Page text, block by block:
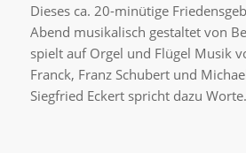
Dieses ca. 20-minütige
Abend musikalisch gestaltet von
spielt auf Orgel und Flügel Musik
Franck, Franz Schubert und
Siegfried Eckert spricht dazu Worte.